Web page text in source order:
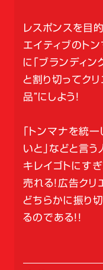
レスポンスを目
エイティブのト
に「ブランディン
と割り切ってク
品”にしよう！
「トンマナを統
いと」などと言
キレイゴトにす
売れる！広告クリ
どちらかに振り
るのである！！